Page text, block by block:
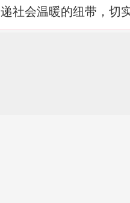
递社会温暖的纽带，切